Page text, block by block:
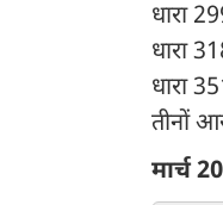
धारा
धारा
धारा
तीनों
मार्च